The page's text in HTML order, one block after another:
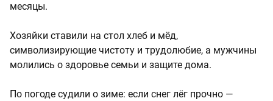
месяцы.
Хозяйки ставили на стол хлеб и мёд,
символизирующие чистоту и трудолюбие, а мужчины
молились о здоровье семьи и защите дома.
По погоде судили о зиме: если снег лёг прочно —